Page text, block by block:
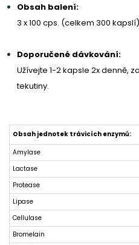
Obsah balení:
3 x 100 cps. (celkem 300 kapslí)
Doporučené dávkování:
Užívejte 1-2 kapsle 2x denně,
tekutiny.
Obsah jednotek trávicích enzymů:
Amylase
Lactase
Protease
Lipase
Cellulase
Bromelain